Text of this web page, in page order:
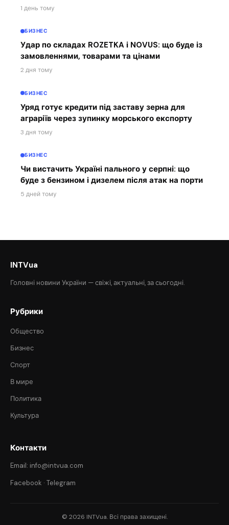
1 день тому
БИЗНЕС
Удар по складах ROZETKA і NOVUS: що буде із
замовленнями, товарами та цінами
2 дня тому
БИЗНЕС
Уряд готує кредити під заставу зерна для
аграріїв через зупинку морського експорту
3 дня тому
БИЗНЕС
Чи вистачить Україні пального у серпні: що
буде з бензином і дизелем після атак на порти
5 дней тому
INTVua
Головні новини України — свіжі, актуальні, за сьогодні.
Рубрики
Общество
Бизнес
Спорт
В мире
Политика
Культура
Контакти
Email: info@intvua.com
Facebook · Telegram
© 2026 INTVua. Всі права захищені.